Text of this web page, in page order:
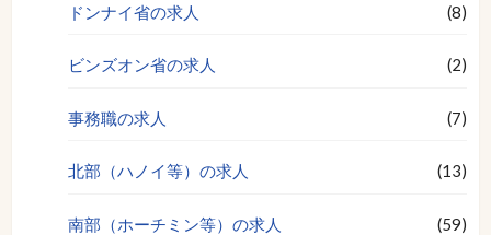
ドンナイ省の求人 (8)
ビンズオン省の求人 (2)
事務職の求人 (7)
北部（ハノイ等）の求人 (13)
南部（ホーチミン等）の求人 (59)